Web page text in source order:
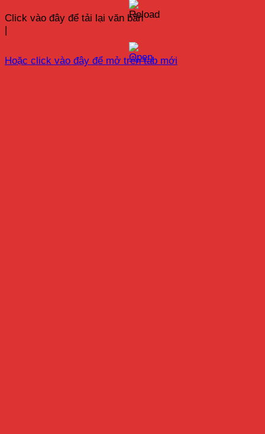
Click vào đây để tải lại văn bản
|
Hoặc click vào đây để mở trên tab mới